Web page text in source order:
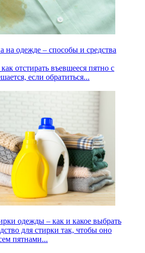
на одежде – способы и средства
отстирать въевшееся пятно с
если обратиться...
одежды – как и какое выбрать
для стирки так, чтобы оно
пятнами...